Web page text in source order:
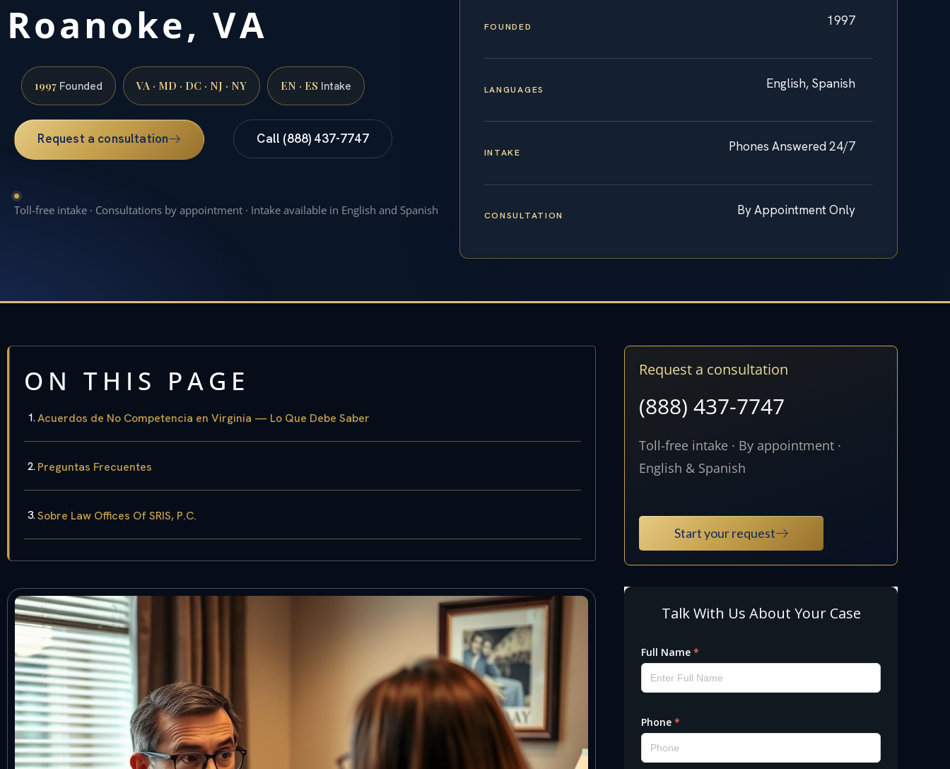
Roanoke, VA
1997 Founded VA · MD · DC · NJ · NY EN · ES Intake
Request a consultation Call (888) 437-7747
Toll-free intake · Consultations by appointment · Intake available in English and Spanish
FOUNDED 1997
LANGUAGES English, Spanish
INTAKE Phones Answered 24/7
CONSULTATION By Appointment Only
ON THIS PAGE
Acuerdos de No Competencia en Virginia — Lo Que Debe Saber
Preguntas Frecuentes
Sobre Law Offices Of SRIS, P.C.
Request a consultation
(888) 437-7747
Toll-free intake · By appointment ·
English & Spanish
Start your request